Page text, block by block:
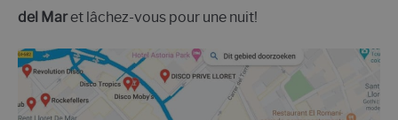
del Maret lâchez-vous pour une nuit!